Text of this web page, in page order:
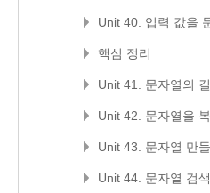
Unit 40. 입력 값을
핵심 정리
Unit 41. 문자열의
Unit 42. 문자열을
Unit 43. 문자열 만
Unit 44. 문자열 검